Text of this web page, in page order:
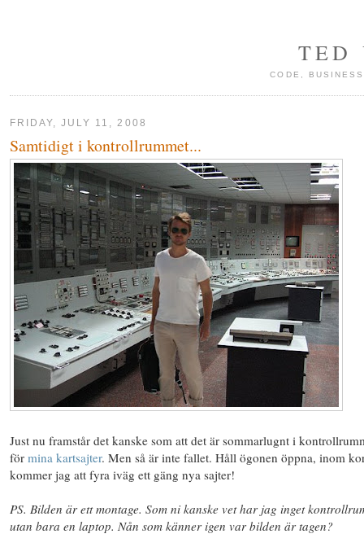
TED
CODE,
FRIDAY, JULY 11, 2008
Samtidigt i kontrollrummet...
Just nu framstår det kanske som att det är sommarlugnt i
för mina kartsajter. Men så är inte fallet. Håll ögonen öppna, inom
kommer jag att fyra iväg ett gäng nya sajter!
PS. Bilden är ett montage. Som ni kanske vet har jag inget
utan bara en laptop. Nån som känner igen var bilden är tagen?